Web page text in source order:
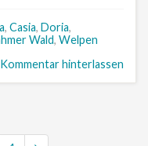
, Casia, Doria,
Wald, Welpen
Kommentar hinterlassen